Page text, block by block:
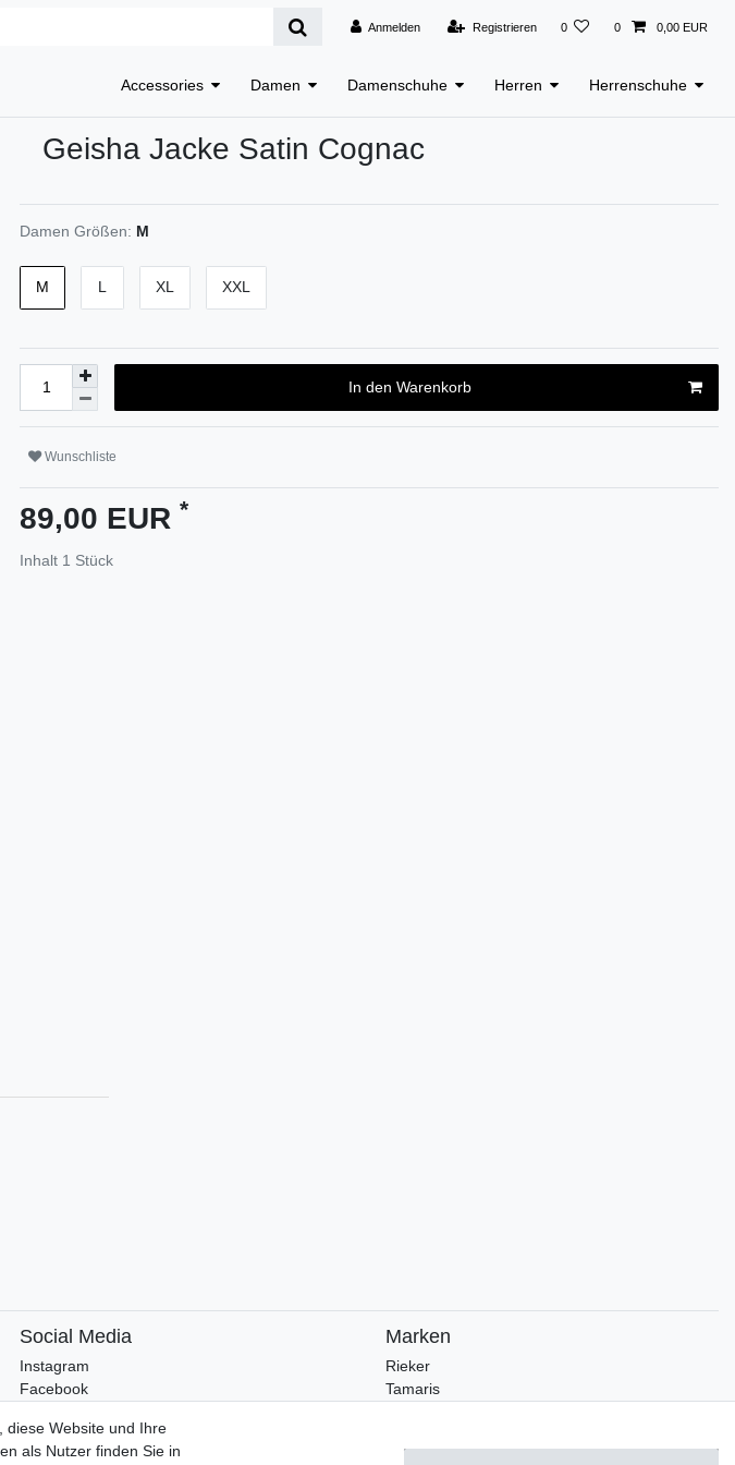
Anmelden Registrieren 0 0 0,00 EUR
Accessories Damen Damenschuhe Herren Herrenschuhe
Geisha Jacke Satin Cognac
Damen Größen: M
M L XL XXL
In den Warenkorb
Wunschliste
89,00 EUR *
Inhalt 1 Stück
Social Media
Instagram
Facebook
Marken
Rieker
Tamaris
diese Website und Ihre
als Nutzer finden Sie in